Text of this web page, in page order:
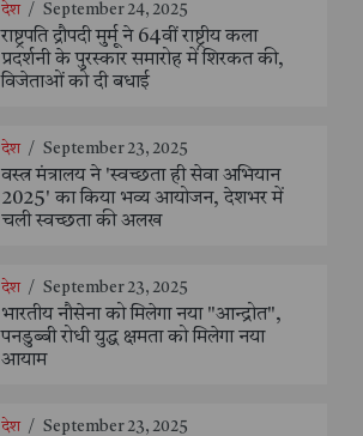
देश / September 24, 2025
राष्ट्रपति द्रौपदी मुर्मू ने 64वीं राष्ट्रीय कला
प्रदर्शनी के पुरस्कार समारोह में शिरकत की,
विजेताओं को दी बधाई
देश / September 23, 2025
वस्त्र मंत्रालय ने 'स्वच्छता ही सेवा अभियान
2025' का किया भव्य आयोजन, देशभर में
चली स्वच्छता की अलख
देश / September 23, 2025
भारतीय नौसेना को मिलेगा नया "आन्द्रोत",
पनडुब्बी रोधी युद्ध क्षमता को मिलेगा नया
आयाम
देश / September 23, 2025